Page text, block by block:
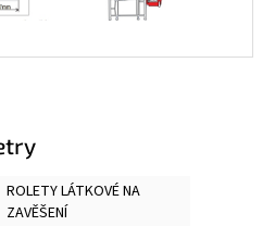
ROLETY LÁTKOVÉ NA
ZAVĚŠENÍ